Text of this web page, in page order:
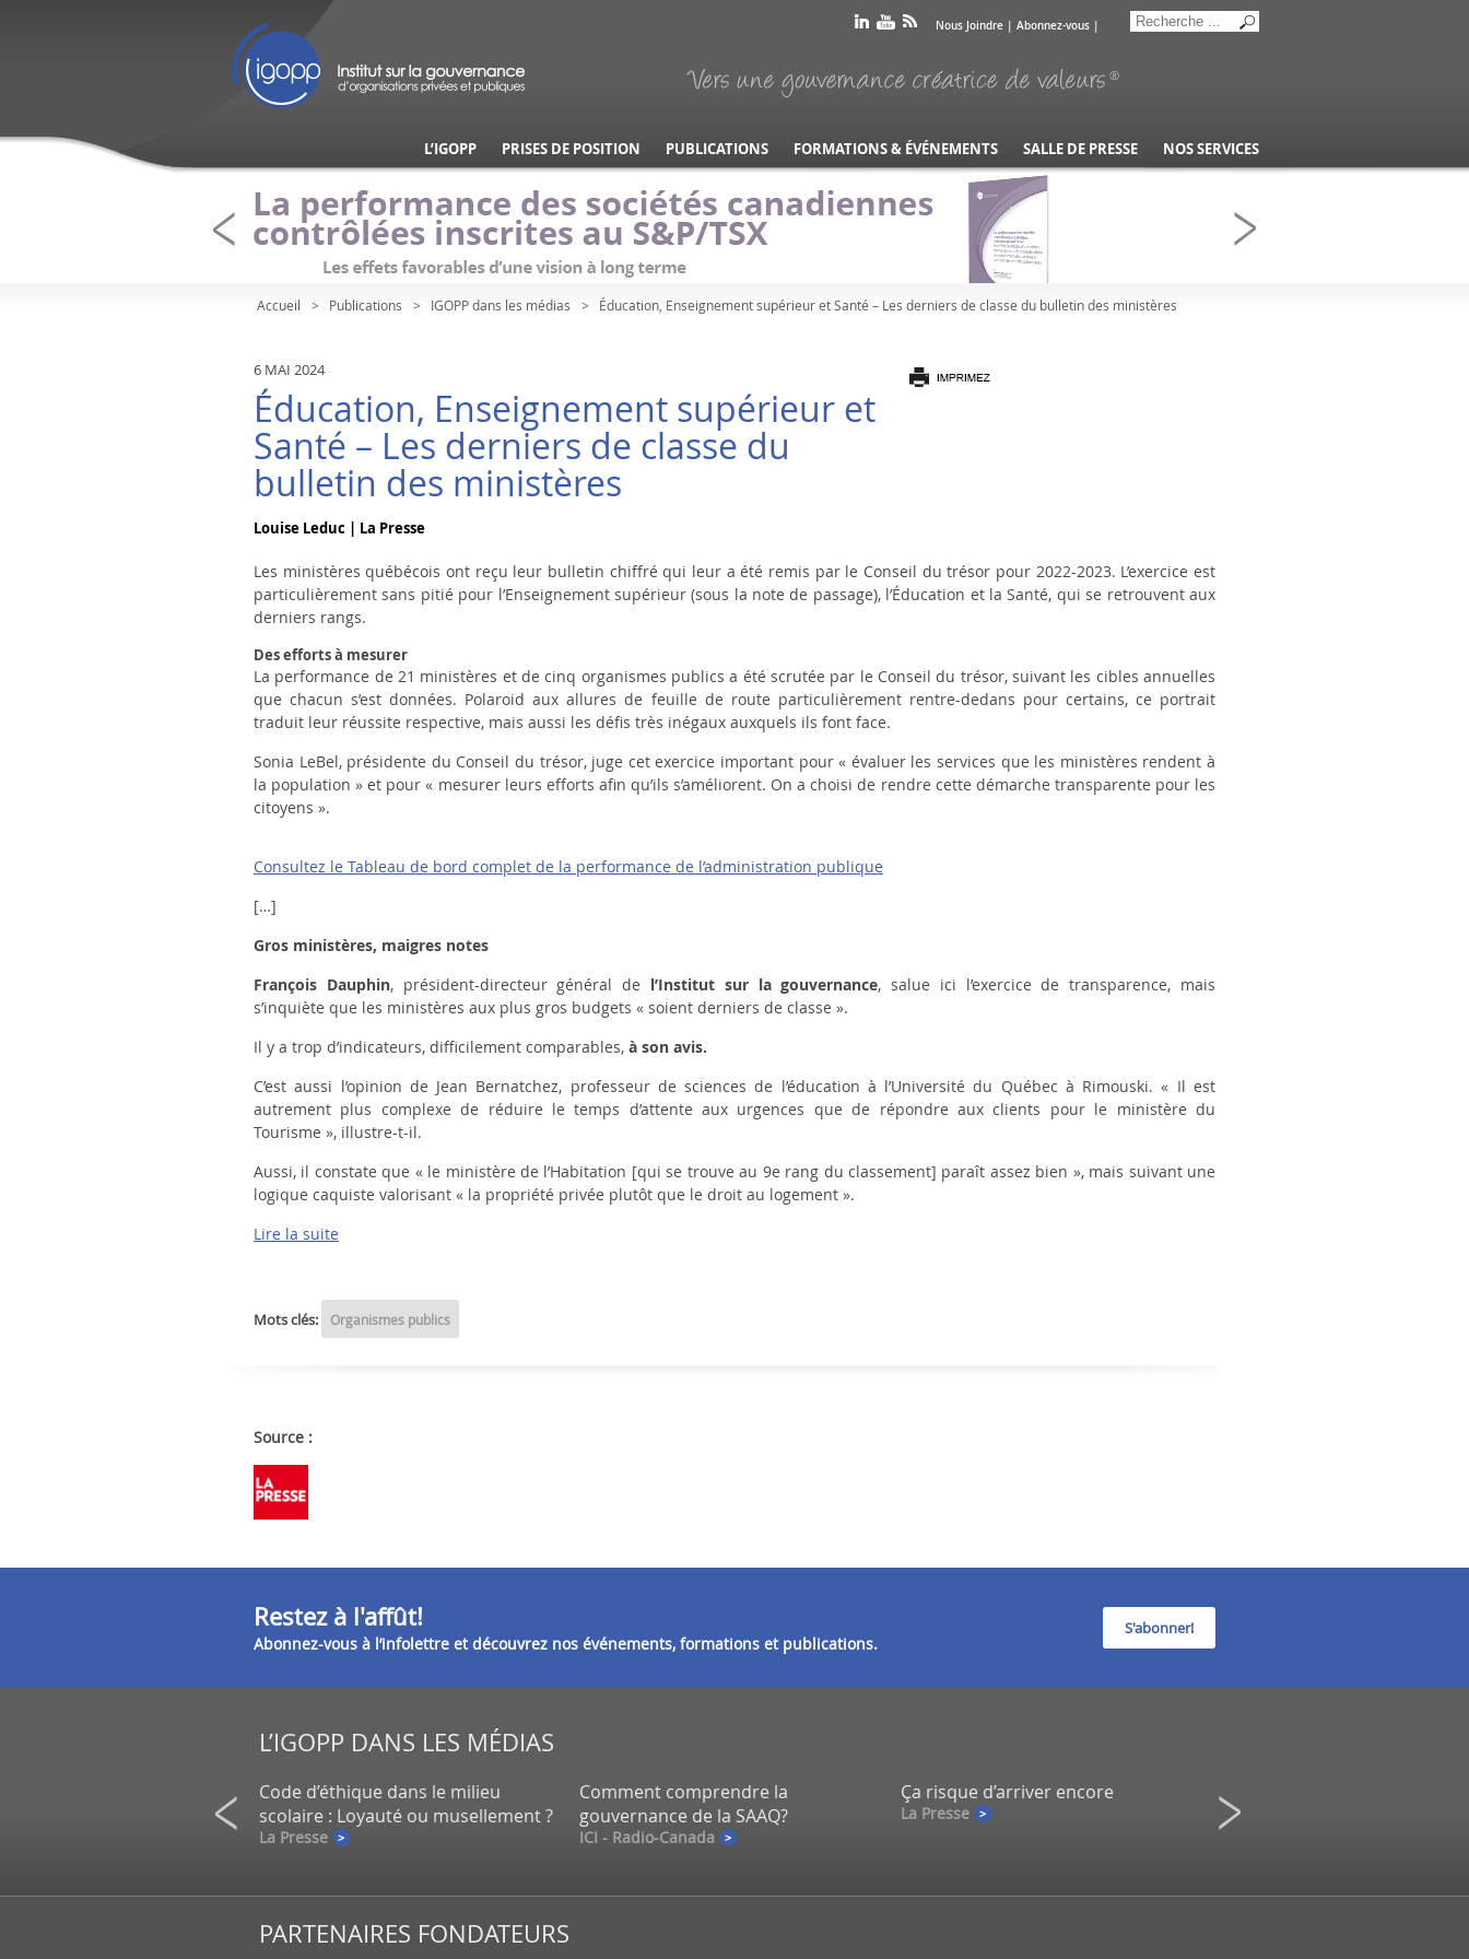
Nous Joindre | Abonnez-vous |
L’IGOPP PRISES DE POSITION PUBLICATIONS FORMATIONS & ÉVÉNEMENTS SALLE DE PRESSE NOS SERVICES
Accueil Publications IGOPP dans les médias Éducation, Enseignement supérieur et Santé – Les derniers de classe du bulletin des ministères
6 MAI 2024
Éducation, Enseignement supérieur et
Santé – Les derniers de classe du
bulletin des ministères
Louise Leduc | La Presse
Les ministères québécois ont reçu leur bulletin chiffré qui leur a été remis par le Conseil du trésor pour 2022-2023. L’exercice est
particulièrement sans pitié pour l’Enseignement supérieur (sous la note de passage), l’Éducation et la Santé, qui se retrouvent aux
derniers rangs.
Des efforts à mesurer
La performance de 21 ministères et de cinq organismes publics a été scrutée par le Conseil du trésor, suivant les cibles annuelles
que chacun s’est données. Polaroid aux allures de feuille de route particulièrement rentre-dedans pour certains, ce portrait
traduit leur réussite respective, mais aussi les défis très inégaux auxquels ils font face.
Sonia LeBel, présidente du Conseil du trésor, juge cet exercice important pour « évaluer les services que les ministères rendent à
la population » et pour « mesurer leurs efforts afin qu’ils s’améliorent. On a choisi de rendre cette démarche transparente pour les
citoyens ».
Consultez le Tableau de bord complet de la performance de l’administration publique
[…]
Gros ministères, maigres notes
François Dauphin, président-directeur général de l’Institut sur la gouvernance, salue ici l’exercice de transparence, mais
s’inquiète que les ministères aux plus gros budgets « soient derniers de classe ».
Il y a trop d’indicateurs, difficilement comparables, à son avis.
C’est aussi l’opinion de Jean Bernatchez, professeur de sciences de l’éducation à l’Université du Québec à Rimouski. « Il est
autrement plus complexe de réduire le temps d’attente aux urgences que de répondre aux clients pour le ministère du
Tourisme », illustre-t-il.
Aussi, il constate que « le ministère de l’Habitation [qui se trouve au 9e rang du classement] paraît assez bien », mais suivant une
logique caquiste valorisant « la propriété privée plutôt que le droit au logement ».
Lire la suite
Mots clés: Organismes publics
Source :
Restez à l'affût!
Abonnez-vous à l’infolettre et découvrez nos événements, formations et publications.
S'abonner!
L’IGOPP DANS LES MÉDIAS
gros placement de la CDPQ
Code d’éthique dans le milieu
scolaire : Loyauté ou musellement ?
La Presse
Comment comprendre la
gouvernance de la SAAQ?
ICI - Radio-Canada
Ça risque d’arriver encore
La Presse
Infidélité à un spectacle de
Une démission inévitable ?
PARTENAIRES FONDATEURS